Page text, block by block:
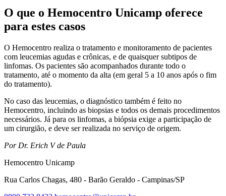
O que o Hemocentro Unicamp oferece
para estes casos
O Hemocentro realiza o tratamento e monitoramento de pacientes
com leucemias agudas e crônicas, e de quaisquer subtipos de
linfomas. Os pacientes são acompanhados durante todo o
tratamento, até o momento da alta (em geral 5 a 10 anos após o fim
do tratamento).
No caso das leucemias, o diagnóstico também é feito no
Hemocentro, incluindo as biopsias e todos os demais procedimentos
necessários. Já para os linfomas, a biópsia exige a participação de
um cirurgião, e deve ser realizada no serviço de origem.
Por Dr. Erich V de Paula
Hemocentro Unicamp
Rua Carlos Chagas, 480 - Barão Geraldo - Campinas/SP